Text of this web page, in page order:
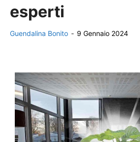
esperti
Guendalina Bonito - 9 Gennaio 2024